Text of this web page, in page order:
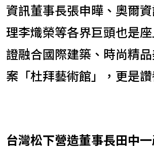
資訊董事長張申曄、奧爾
理李熾榮等各界巨頭也是
證融合國際建築、時尚精
案「杜拜藝術館」，更是讚
台灣松下營造董事長田中